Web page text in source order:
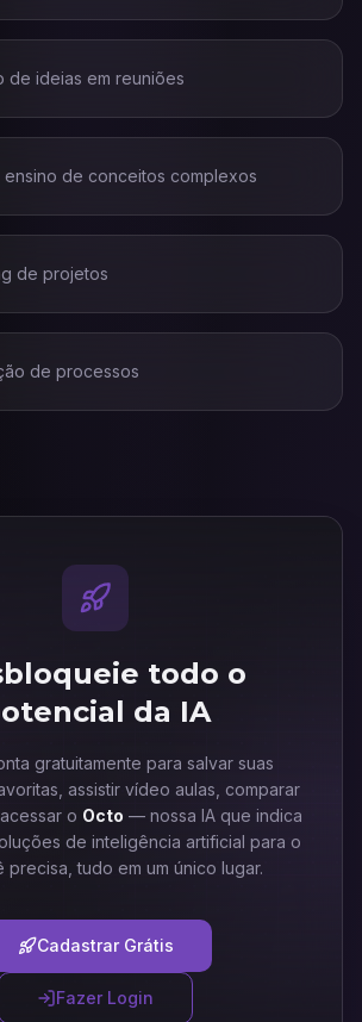
de ideias em reuniões
ensino de conceitos complexos
de projetos
de processos
todo o
da IA
gratuitamente para salvar suas
assistir vídeo aulas, comparar
o Octo — nossa IA que indica
de inteligência artificial para o
precisa, tudo em um único lugar.
Cadastrar Grátis
Fazer Login